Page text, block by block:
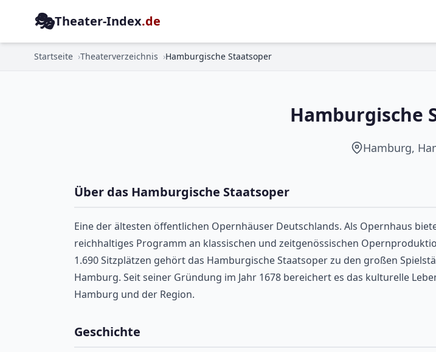
🎭Theater-Index.de
Startseite Theaterverzeichnis Hamburgische Staatsoper
Hamburgische
Hamburg,
Über das Hamburgische Staatsoper
Eine der ältesten öffentlichen Opernhäuser Deutschlands. Als Opernhaus
reichhaltiges Programm an klassischen und zeitgenössischen
1.690 Sitzplätzen gehört das Hamburgische Staatsoper zu den großen
Hamburg. Seit seiner Gründung im Jahr 1678 bereichert es das kulturelle
Hamburg und der Region.
Geschichte